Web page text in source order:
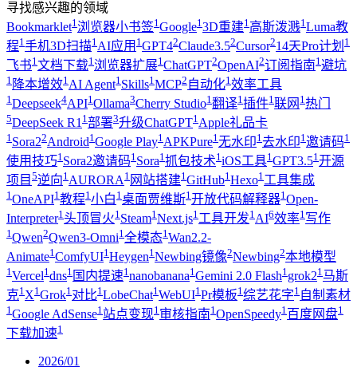
寻找感兴趣的领域
Bookmarklet1 浏览器小书签1 Google1 3D重建1 高斯泼溅1 Luma教
程1 手机3D扫描1 AI应用 1 GPT42Claude3.52Cursor214天Pro计划 1
飞书1 文档下载1 浏览器扩展1 ChatGPT2OpenAI2订阅指南1 避坑
1 降本增效1 AI Agent1 Skills1 MCP2 自动化1 效率工具
1 Deepseek4API1 Ollama3Cherry Studio1 翻译1 插件1 联网 1 热门
5DeepSeek R1 1 部署3升级ChatGPT1 Apple礼品卡
1 Sora22Android1 Google Play1 APKPure1 无水印1 去水印1 邀请码1
使用技巧1 Sora2邀请码1 Sora1 抓包技术1 iOS工具1 GPT3.51 开源
项目 5逆向1 AURORA 1 网站搭建1 GitHub1 Hexo1 工具集成
1 OneAPI1 教程1 小白 1 桌面贾维斯1 开放代码解释器1 Open-
Interpreter1 头顶冒火1 Steam1 Next.js1 工具开发1 AI6效率1 写作
1 Qwen2Qwen3-Omni1 全模态1 Wan2.2-
Animate1 ComfyUI1 Heygen1 Newbing镜像2Newbing2本地模型
1 Vercel1 dns1 国内提速1 nanobanana1 Gemini 2.0 Flash1 grok21 马斯
克1 X1 Grok1 对比1 LobeChat1 WebUI1 Pr模板1 综艺花字1 自制素材
1 Google AdSense1 站点变现1 审核指南1 OpenSpeedy1 百度网盘1
下载加速1
2026/01